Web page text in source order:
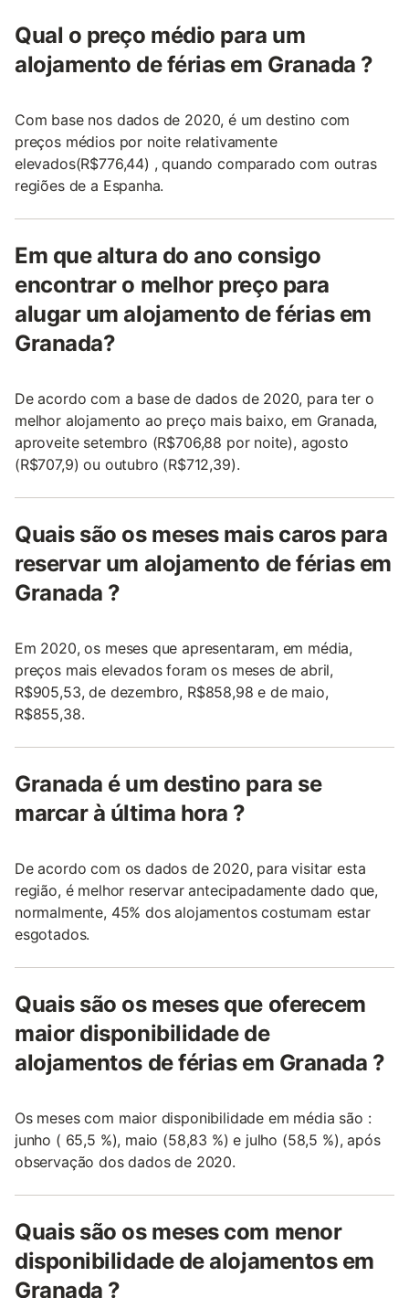
Qual o preço médio para um
alojamento de férias em Granada ?
Com base nos dados de 2020, é um destino com
preços médios por noite relativamente
elevados(R$776,44) , quando comparado com outras
regiões de a Espanha.
Em que altura do ano consigo
encontrar o melhor preço para
alugar um alojamento de férias em
Granada?
De acordo com a base de dados de 2020, para ter o
melhor alojamento ao preço mais baixo, em Granada,
aproveite setembro (R$706,88 por noite), agosto
(R$707,9) ou outubro (R$712,39).
Quais são os meses mais caros para
reservar um alojamento de férias em
Granada ?
Em 2020, os meses que apresentaram, em média,
preços mais elevados foram os meses de abril,
R$905,53, de dezembro, R$858,98 e de maio,
R$855,38.
Granada é um destino para se
marcar à última hora ?
De acordo com os dados de 2020, para visitar esta
região, é melhor reservar antecipadamente dado que,
normalmente, 45% dos alojamentos costumam estar
esgotados.
Quais são os meses que oferecem
maior disponibilidade de
alojamentos de férias em Granada ?
Os meses com maior disponibilidade em média são :
junho ( 65,5 %), maio (58,83 %) e julho (58,5 %), após
observação dos dados de 2020.
Quais são os meses com menor
disponibilidade de alojamentos em
Granada ?